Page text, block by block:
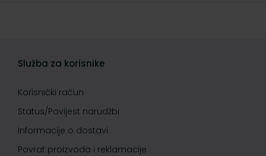
Služba za korisnike
Korisnički račun
Status/Povijest narudžbi
Informacije o dostavi
Povrat proizvoda i reklamacije